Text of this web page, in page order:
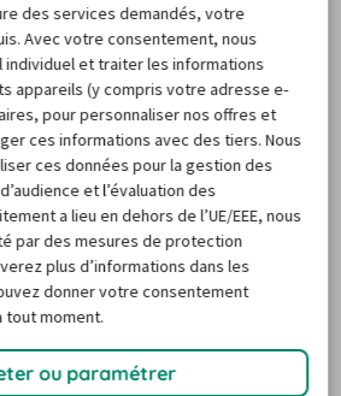
prix médian minimum des recherches des
peuvent varier pour les nouvelles de
recherches.
agences de location de
vous proposent une grande
des services demandés, votre
Avec votre consentement, nous
individuel et traiter les informations
appareils (y compris votre adresse e-
pour personnaliser nos offres et
ces informations avec des tiers. Nous
ces données pour la gestion des
et l’évaluation des
a lieu en dehors de l’UE/EEE, nous
par des mesures de protection
plus d’informations dans les
donner votre consentement
tout moment.
ou paramétrer